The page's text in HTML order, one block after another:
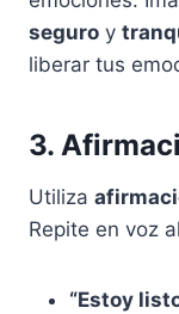
seguro y
liberar tus
3.
Utiliza
Repite en voz
“Estoy